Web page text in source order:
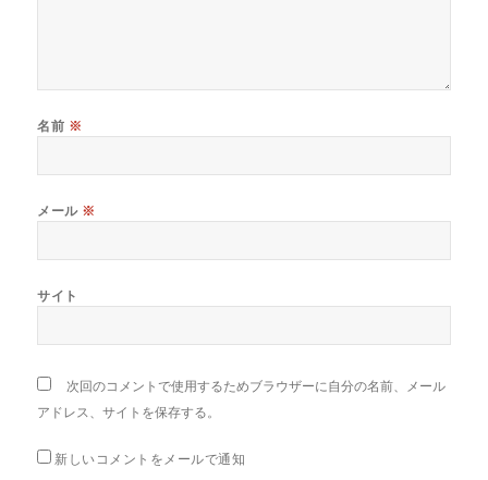
名前 ※
メール ※
サイト
次回のコメントで使用するためブラウザーに自分の名前、メール
アドレス、サイトを保存する。
新しいコメントをメールで通知